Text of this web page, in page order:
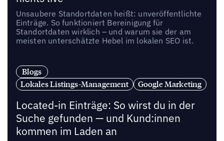
Unsaubere Standortdaten heißt: unveröffentlichte
Einträge. So funktioniert Bereinigung für
Standortdaten wirklich – und warum sie der am
meisten unterschätzte Hebel im lokalen SEO ist.
Blogs
Lokales Listings-Management
Google Marketing
Located-in Einträge: So wirst du in der
Suche gefunden — und Kund:innen
kommen im Laden an